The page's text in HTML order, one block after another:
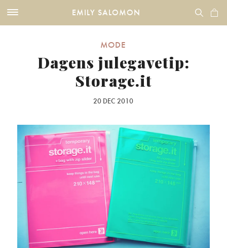
EMILY SALOMON
MODE
Dagens julegavetip:
Storage.it
20 DEC 2010